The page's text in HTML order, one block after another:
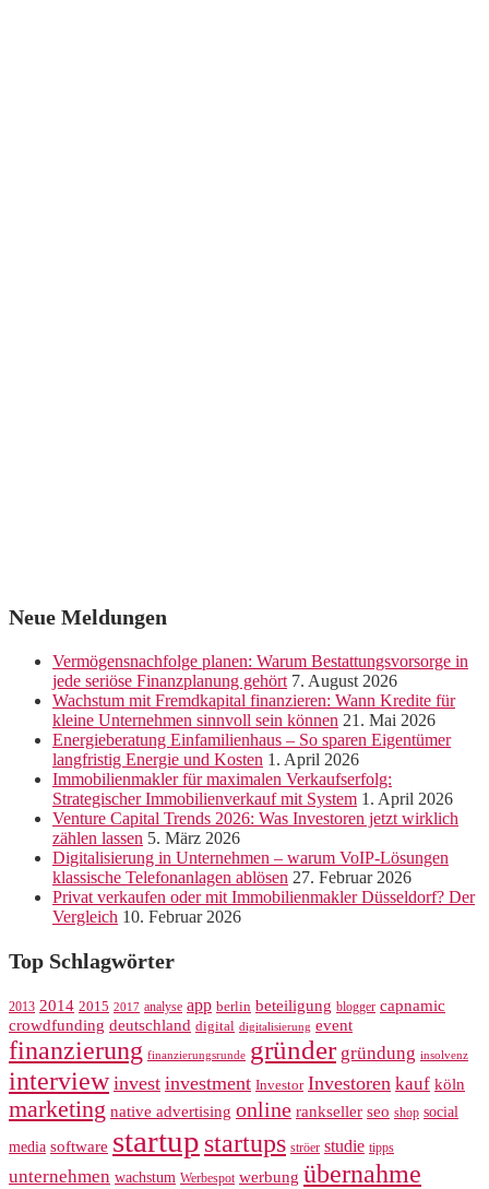
Neue Meldungen
Vermögensnachfolge planen: Warum Bestattungsvorsorge in
jede seriöse Finanzplanung gehört 7. August 2026
Wachstum mit Fremdkapital finanzieren: Wann Kredite für
kleine Unternehmen sinnvoll sein können 21. Mai 2026
Energieberatung Einfamilienhaus – So sparen Eigentümer
langfristig Energie und Kosten 1. April 2026
Immobilienmakler für maximalen Verkaufserfolg:
Strategischer Immobilienverkauf mit System 1. April 2026
Venture Capital Trends 2026: Was Investoren jetzt wirklich
zählen lassen 5. März 2026
Digitalisierung in Unternehmen – warum VoIP-Lösungen
klassische Telefonanlagen ablösen 27. Februar 2026
Privat verkaufen oder mit Immobilienmakler Düsseldorf? Der
Vergleich 10. Februar 2026
Top Schlagwörter
2013 2014 2015 2017 analyse app berlin beteiligung blogger capnamic
crowdfunding deutschland digital digitalisierung event
finanzierung finanzierungsrunde gründer gründung insolvenz
interview invest investment Investor Investoren kauf köln
marketing native advertising online rankseller seo shop social
media software startup startups ströer studie tipps
unternehmen wachstum Werbespot werbung übernahme